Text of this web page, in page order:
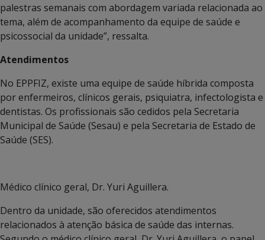
palestras semanais com abordagem variada relacionada ao
tema, além de acompanhamento da equipe de saúde e
psicossocial da unidade”, ressalta.
Atendimentos
No EPPFIZ, existe uma equipe de saúde híbrida composta
por enfermeiros, clínicos gerais, psiquiatra, infectologista e
dentistas. Os profissionais são cedidos pela Secretaria
Municipal de Saúde (Sesau) e pela Secretaria de Estado de
Saúde (SES).
Médico clínico geral, Dr. Yuri Aguillera.
Dentro da unidade, são oferecidos atendimentos
relacionados à atenção básica de saúde das internas.